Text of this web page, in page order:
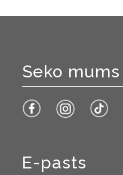
Seko mums
E-pasts